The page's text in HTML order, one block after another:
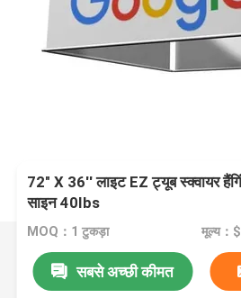
72" X 36'' लाइट EZ ट्यूब स्क्वायर
साइन 40Ibs
MOQ：1 टुकड़ा मूल्य：
सबसे अच्छी कीमत